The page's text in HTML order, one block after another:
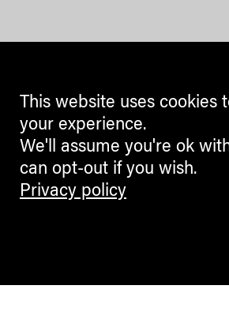
This website uses cookies
your experience.
We'll assume you're ok
can opt-out if you wish.
Privacy policy